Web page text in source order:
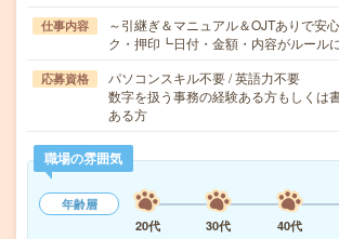
仕事内容
～引継ぎ＆マニュアル＆OJTありで安
ク・押印┗日付・金額・内容がルール
応募資格
パソコンスキル不要 / 英語力不要
数字を扱う事務の経験ある方もしくは
ある方
職場の雰囲気
年齢層
20代
30代 40代